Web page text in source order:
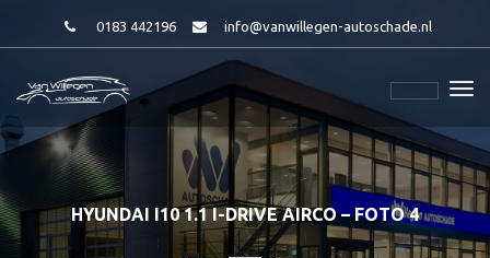
0183 442196 info@vanwillegen-autoschade.nl
HYUNDAI I10 1.1 I-DRIVE AIRCO – FOTO 4